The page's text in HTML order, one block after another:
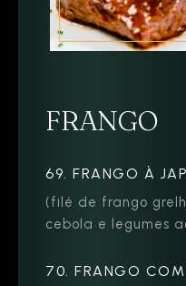
FRANGO
69. FRANGO À
(filé de frango
cebola e legumes
70. FRANGO